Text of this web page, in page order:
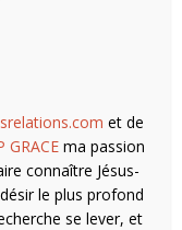
et de
GRACE ma passion
connaître Jésus-
le plus profond
se lever, et